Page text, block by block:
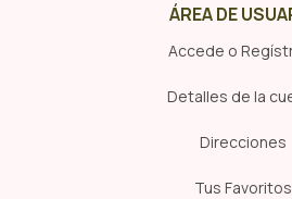
ÁREA DE
Accede o
Detalles de la
Direcciones
Tus Favoritos